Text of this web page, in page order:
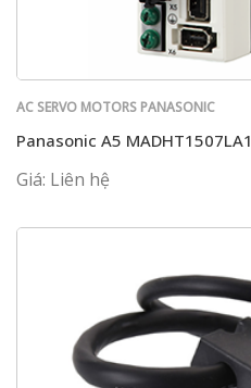
AC SERVO MOTORS PANASONIC
Panasonic A5 MADHT1507LA1
Giá: Liên hệ